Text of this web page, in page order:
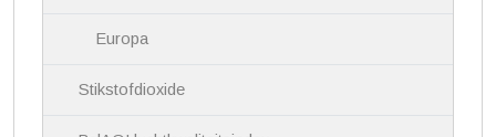
Europa
Stikstofdioxide